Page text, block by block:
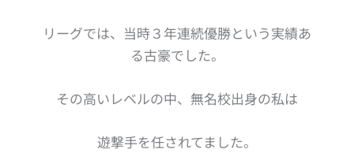
リーグでは、当時３年連続優勝という実績あ
る古豪でした。
その高いレベルの中、無名校出身の私は
遊撃手を任されてました。